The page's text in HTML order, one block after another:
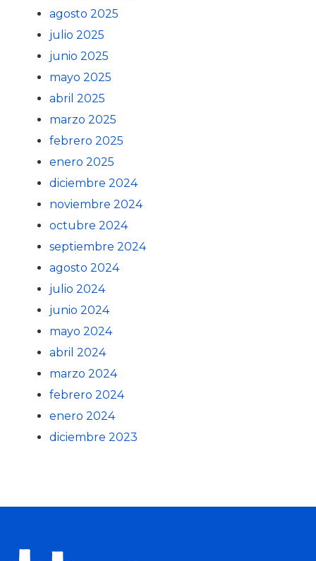
agosto 2025
julio 2025
junio 2025
mayo 2025
abril 2025
marzo 2025
febrero 2025
enero 2025
diciembre 2024
noviembre 2024
octubre 2024
septiembre 2024
agosto 2024
julio 2024
junio 2024
mayo 2024
abril 2024
marzo 2024
febrero 2024
enero 2024
diciembre 2023